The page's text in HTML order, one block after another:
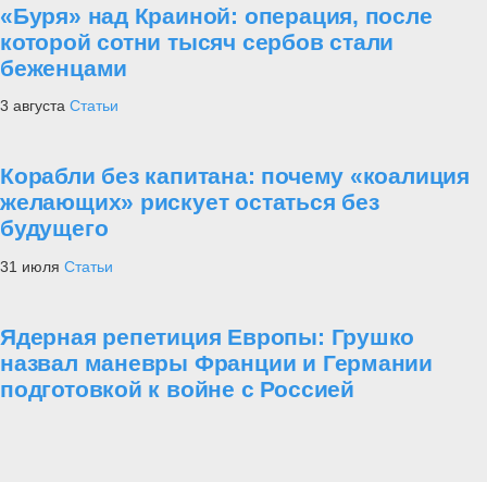
«Буря» над Краиной: операция, после
которой сотни тысяч сербов стали
беженцами
3 августа Статьи
Корабли без капитана: почему «коалиция
желающих» рискует остаться без
будущего
31 июля Статьи
Ядерная репетиция Европы: Грушко
назвал маневры Франции и Германии
подготовкой к войне с Россией